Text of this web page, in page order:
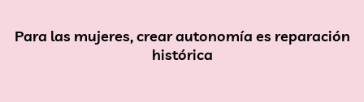
Para las mujeres, crear autonomía es reparación
histórica